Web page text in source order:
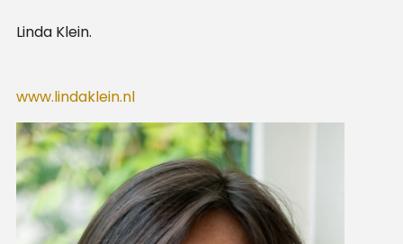
Linda Klein.
www.lindaklein.nl